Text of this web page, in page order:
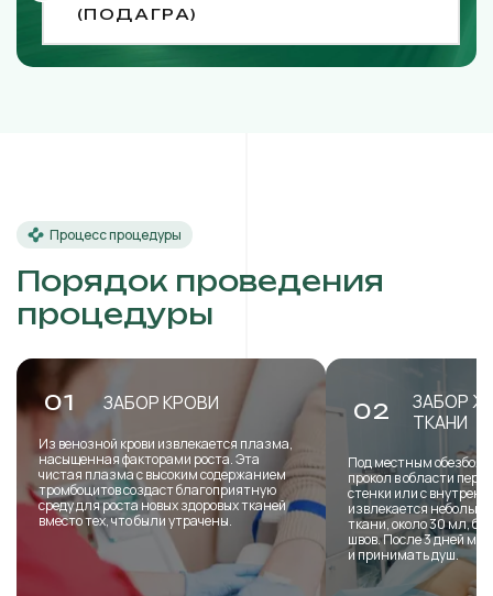
(ПОДАГРА)
Процесс процедуры
Порядок проведения
процедуры
01 ЗАБОР КРОВИ
Из венозной крови извлекается плазма,
насыщенная факторами роста. Эта
чистая плазма с высоким содержанием
тромбоцитов создаст благоприятную
среду для роста новых здоровых тканей
вместо тех, что были утрачены.
02
ЗАБОР
ТКАНИ
Под местным
прокол в области
стенки или с
извлекается
ткани, около 30 мл,
швов. После 3 дней
и принимать душ.